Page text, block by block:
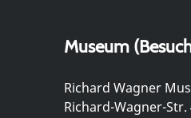
Museum
Richard Wagner
Richard-Wagner-Str.